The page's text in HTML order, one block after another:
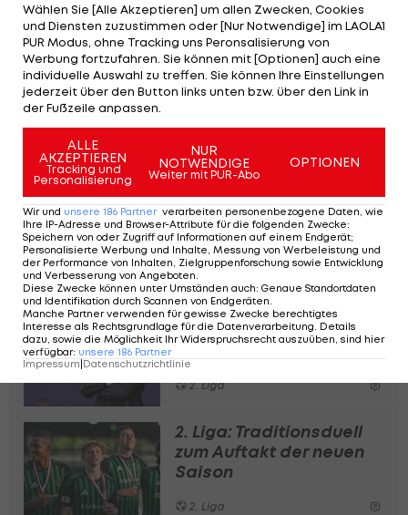
Sieh dir diesen Beitrag auf Instagram an
Young Violets halten
an Erfolgstrainer Uhlig
2. Liga
2. Liga: Traditionsduell
zum Auftakt der neuen
Saison
2. Liga
Wählen Sie [Alle Akzeptieren] um allen Zwecken, Cookies
und Diensten zuzustimmen oder [Nur Notwendige] im LAOLA1
PUR Modus, ohne Tracking uns Peronsalisierung von
Werbung fortzufahren. Sie können mit [Optionen] auch eine
individuelle Auswahl zu treffen. Sie können Ihre Einstellungen
jederzeit über den Button links unten bzw. über den Link in
der Fußzeile anpassen.
ALLE
AKZEPTIEREN
Tracking und
Personalisierung
NUR
NOTWENDIGE
Weiter mit PUR-Abo
OPTIONEN
Wir und unsere 186 Partner verarbeiten personenbezogene Daten, wie
Ihre IP-Adresse und Browser-Attribute für die folgenden Zwecke:
Speichern von oder Zugriff auf Informationen auf einem Endgerät;
Personalisierte Werbung und Inhalte, Messung von Werbeleistung und
der Performance von Inhalten, Zielgruppenforschung sowie Entwicklung
und Verbesserung von Angeboten
Diese Zwecke können unter Umständen auch: Genaue Standortdaten
und Identifikation durch Scannen von Endgeräten
Manche Partner verwenden für gewisse Zwecke berechtigtes
Interesse als Rechtsgrundlage für die Datenverarbeitung. Details
dazu, sowie die Möglichkeit Ihr Widerspruchsrecht auszuüben, sind hier
verfügbar: unsere 186 Partner
Impressum|Datenschutzrichtlinie